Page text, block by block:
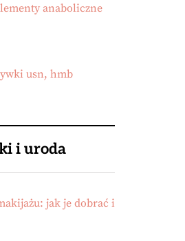
anaboliczne
usn, hmb
i uroda
jak je dobrać i